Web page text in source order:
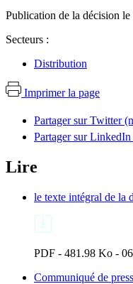
Publication de la décision le
Secteurs :
Distribution
Imprimer la page
Partager sur Twitter
Partager sur
Lire
le texte intégral de la
PDF - 481.98 Ko -
Communiqué de